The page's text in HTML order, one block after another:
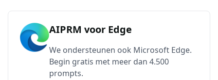
AIPRM voor Edge
We ondersteunen ook Microsoft Edge.
Begin gratis met meer dan 4.500
prompts.